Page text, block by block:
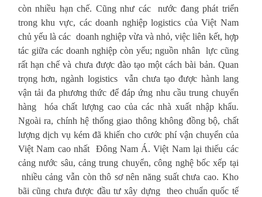
còn nhiều hạn chế. Cũng như các nước đang phát triển
trong khu vực, các doanh nghiệp logistics của Việt Nam
chủ yếu là các doanh nghiệp vừa và nhỏ, việc liên kết, hợp
tác giữa các doanh nghiệp còn yếu; nguồn nhân lực cũng
rất hạn chế và chưa được đào tạo một cách bài bản. Quan
trọng hơn, ngành logistics vẫn chưa tạo được hành lang
vận tải đa phương thức để đáp ứng nhu cầu trung chuyển
hàng hóa chất lượng cao của các nhà xuất nhập khẩu.
Ngoài ra, chính hệ thống giao thông không đồng bộ, chất
lượng dịch vụ kém đã khiến cho cước phí vận chuyển của
Việt Nam cao nhất Đông Nam Á. Việt Nam lại thiếu các
cảng nước sâu, cảng trung chuyển, công nghệ bốc xếp tại
nhiều cảng vẫn còn thô sơ nên năng suất chưa cao. Kho
bãi cũng chưa được đầu tư xây dựng theo chuẩn quốc tế